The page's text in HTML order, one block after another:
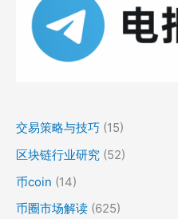
交易策略与技巧 (15)
区块链行业研究 (52)
币coin (14)
币圈市场解读 (625)